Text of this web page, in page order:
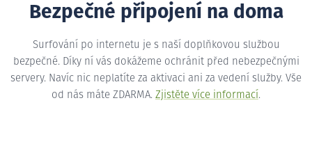
Bezpečné připojení na doma
Surfování po internetu je s naší doplňkovou službou
bezpečné. Díky ní vás dokážeme ochránit před nebezpečnými
servery. Navíc nic neplatíte za aktivaci ani za vedení služby. Vše
od nás máte ZDARMA. Zjistěte více informací.